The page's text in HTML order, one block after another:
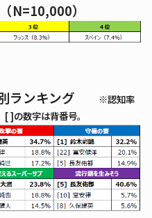
N=10,000）
ランキング
※認知率
[ ]の数字は背番号。